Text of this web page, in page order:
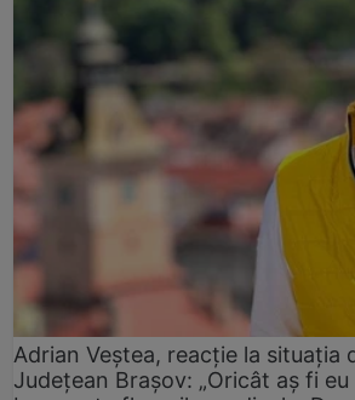
Adrian Veștea, reacție la situația
Județean Brașov: „Oricât aș fi